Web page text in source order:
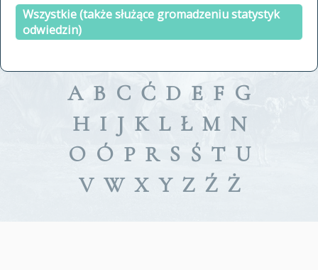
Wszystkie (także służące gromadzeniu statystyk
odwiedzin)
a fronte
a tergo
A B C Ć D E F G
H I J K L Ł M N
O Ó P R S Ś T U
V W X Y Z Ź Ż